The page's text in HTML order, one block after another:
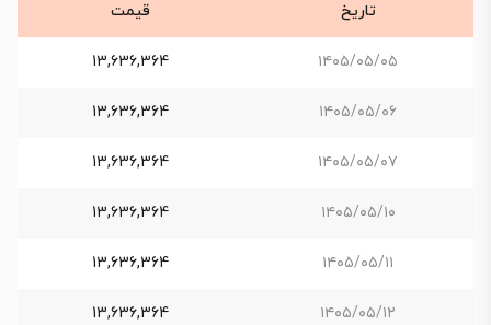
تاریخ قیمت
۱۴۰۵/۰۵/۰۵ 13,636,364
۱۴۰۵/۰۵/۰۶ 13,636,364
۱۴۰۵/۰۵/۰۷ 13,636,364
۱۴۰۵/۰۵/۱۰ 13,636,364
۱۴۰۵/۰۵/۱۱ 13,636,364
۱۴۰۵/۰۵/۱۲ 13,636,364